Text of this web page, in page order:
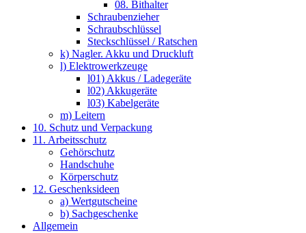
08. Bithalter
Schraubenzieher
Schraubschlüssel
Steckschlüssel / Ratschen
k) Nagler. Akku und Druckluft
l) Elektrowerkzeuge
l01) Akkus / Ladegeräte
l02) Akkugeräte
l03) Kabelgeräte
m) Leitern
10. Schutz und Verpackung
11. Arbeitsschutz
Gehörschutz
Handschuhe
Körperschutz
12. Geschenksideen
a) Wertgutscheine
b) Sachgeschenke
Allgemein